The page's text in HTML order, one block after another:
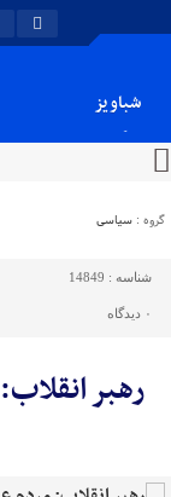
شباویز
پایگاه خبری شباویز
گروه : سیاسی
شناسه : 14849
۰ دیدگاه
رهبر